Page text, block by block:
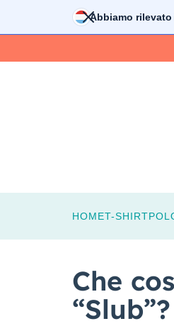
Abbiamo
HOMET-SHIRT
Che
“Slub”?